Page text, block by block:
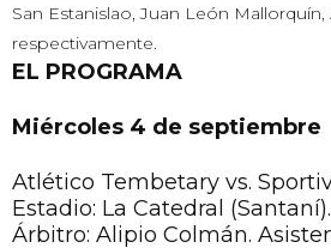
San Estanislao, Juan León
respectivamente.
EL PROGRAMA
Miércoles 4 de septiembre
Atlético Tembetary vs.
Estadio: La Catedral (Santaní).
Árbitro: Alipio Colmán.